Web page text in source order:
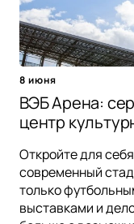
8 июня
ВЭБ Арена:
центр
Откройте для
современный
только
выставками и